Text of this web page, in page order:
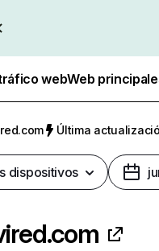
webWeb
Última
dispositivos